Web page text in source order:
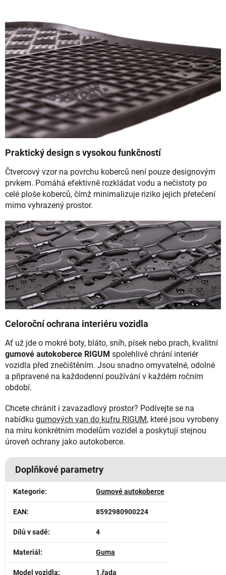
Praktický design s vysokou funkčností
Čtvercový vzor na povrchu koberců není pouze designovým
prvkem. Pomáhá efektivně rozkládat vodu a nečistoty po
celé ploše koberců, čímž minimalizuje riziko jejich přetečení
mimo vyhrazený prostor.
Celoroční ochrana interiéru vozidla
Ať už jde o mokré boty, bláto, sníh, písek nebo prach, kvalitní
gumové autokoberce RIGUM spolehlivě chrání interiér
vozidla před znečištěním. Jsou snadno omyvatelné, odolné
a připravené na každodenní používání v každém ročním
období.
Chcete chránit i zavazadlový prostor? Podívejte se na
nabídku gumových van do kufru RIGUM, které jsou vyrobeny
na míru konkrétním modelům vozidel a poskytují stejnou
úroveň ochrany jako autokoberce.
Doplňkové parametry
Kategorie: Gumové autokoberce
EAN: 8592980900224
Dílů v sadě: 4
Materiál : Guma
Model vozidla: 1.řada